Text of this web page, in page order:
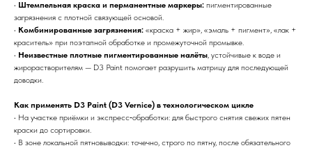
• Штемпельная краска и перманентные маркеры: пигментированные
загрязнения с плотной связующей основой.
• Комбинированные загрязнения: «краска + жир», «эмаль + пигмент», «лак +
краситель» при поэтапной обработке и промежуточной промывке.
• Неизвестные плотные пигментированные налёты, устойчивые к воде и
жирорастворителям — D3 Paint помогает разрушить матрицу для последующей
доводки.
Как применять D3 Paint (D3 Vernice) в технологическом цикле
• На участке приёмки и экспресс‑обработки: для быстрого снятия свежих пятен
краски до сортировки.
• В зоне локальной пятновыводки: точечно, строго по пятну, после обязательного